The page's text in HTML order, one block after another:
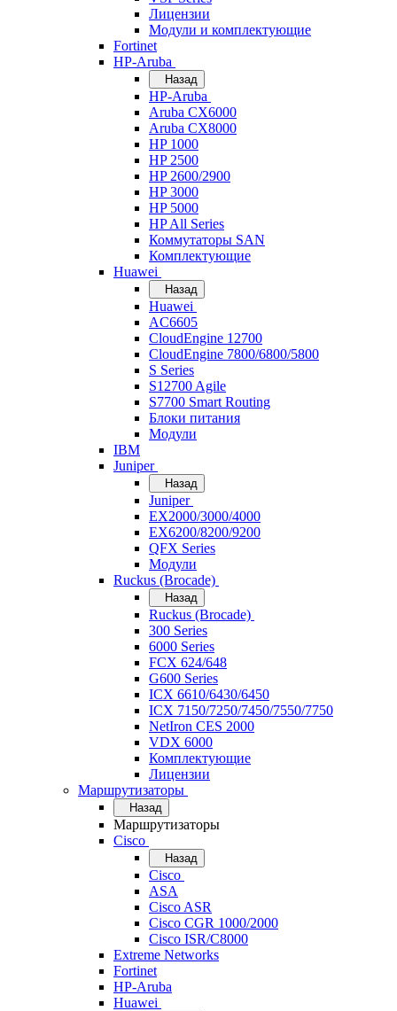
Лицензии
Модули и комплектующие
Fortinet
HP-Aruba
Назад
HP-Aruba
Aruba CX6000
Aruba CX8000
HP 1000
HP 2500
HP 2600/2900
HP 3000
HP 5000
HP All Series
Коммутаторы SAN
Комплектующие
Huawei
Назад
Huawei
AC6605
CloudEngine 12700
CloudEngine 7800/6800/5800
S Series
S12700 Agile
S7700 Smart Routing
Блоки питания
Модули
IBM
Juniper
Назад
Juniper
EX2000/3000/4000
EX6200/8200/9200
QFX Series
Модули
Ruckus (Brocade)
Назад
Ruckus (Brocade)
300 Series
6000 Series
FCX 624/648
G600 Series
ICX 6610/6430/6450
ICX 7150/7250/7450/7550/7750
NetIron CES 2000
VDX 6000
Комплектующие
Лицензии
Маршрутизаторы
Назад
Маршрутизаторы
Cisco
Назад
Cisco
ASA
Cisco ASR
Cisco CGR 1000/2000
Cisco ISR/С8000
Extreme Networks
Fortinet
HP-Aruba
Huawei